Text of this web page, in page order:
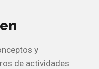
y
de actividades